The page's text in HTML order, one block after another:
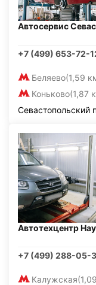
Автосервис
+7 (499) 653-72-
Беляево(1,59
Коньково(1,87
Севастопольский
Автотехцентр
+7 (499) 288-05-
Калужская